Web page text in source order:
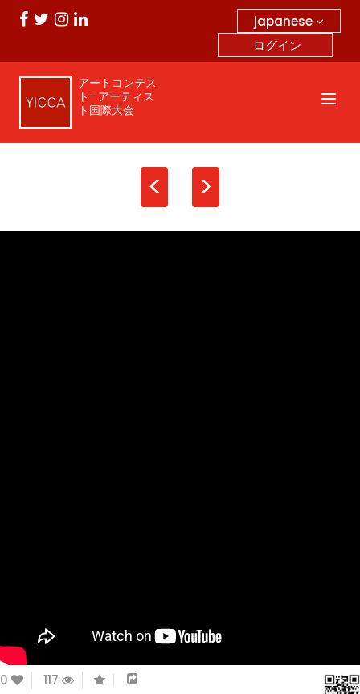
japanese
ログイン
アートコンテス
ト- アーティス
ト国際大会
< >
0 117